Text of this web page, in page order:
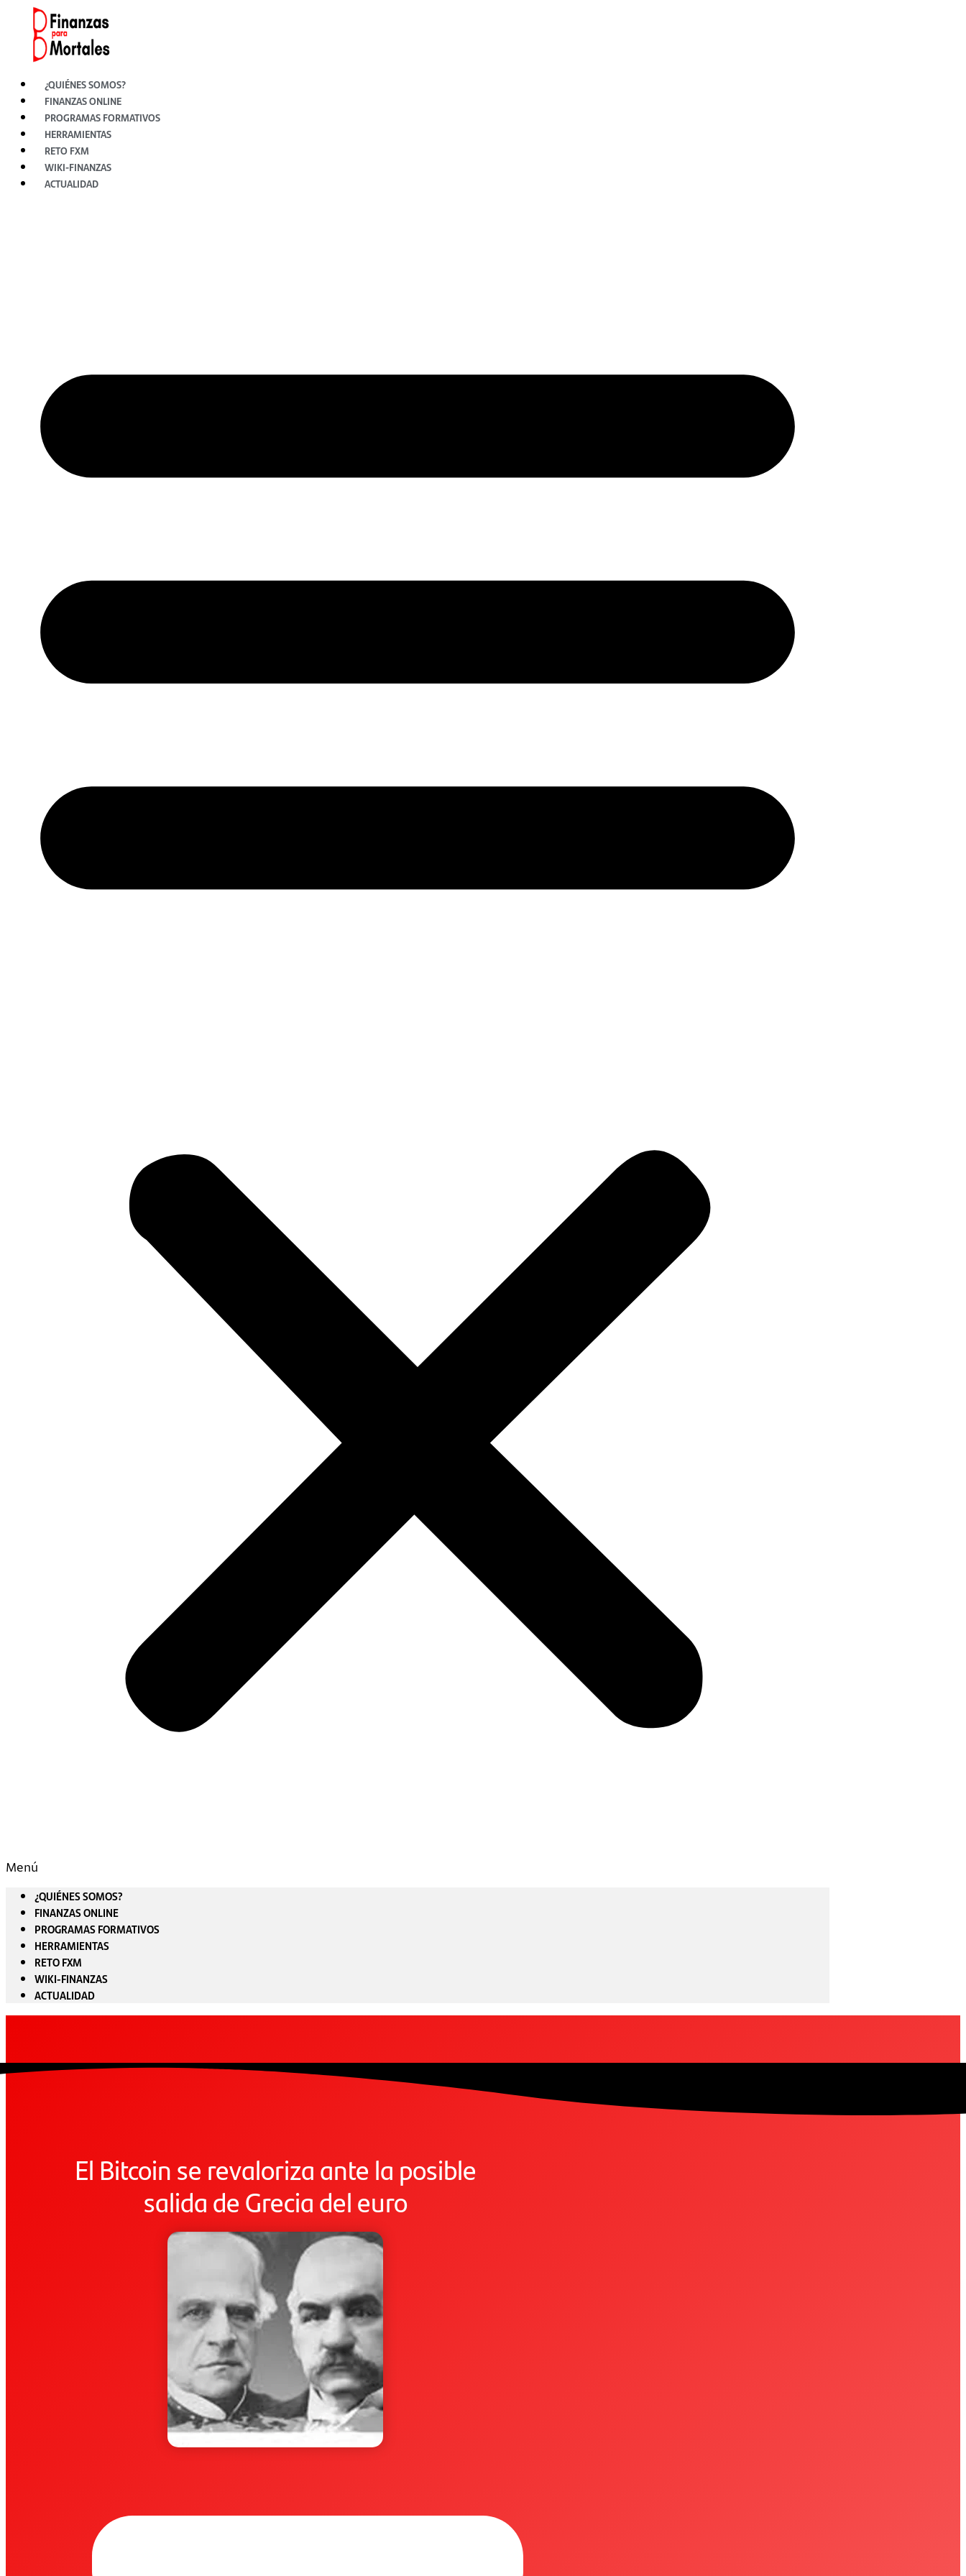
contenido
¿QUIÉNES SOMOS?
FINANZAS ONLINE
PROGRAMAS FORMATIVOS
HERRAMIENTAS
RETO FXM
WIKI-FINANZAS
ACTUALIDAD
Menú
¿QUIÉNES SOMOS?
FINANZAS ONLINE
PROGRAMAS FORMATIVOS
HERRAMIENTAS
RETO FXM
WIKI-FINANZAS
ACTUALIDAD
El Bitcoin se revaloriza ante la posible
salida de Grecia del euro